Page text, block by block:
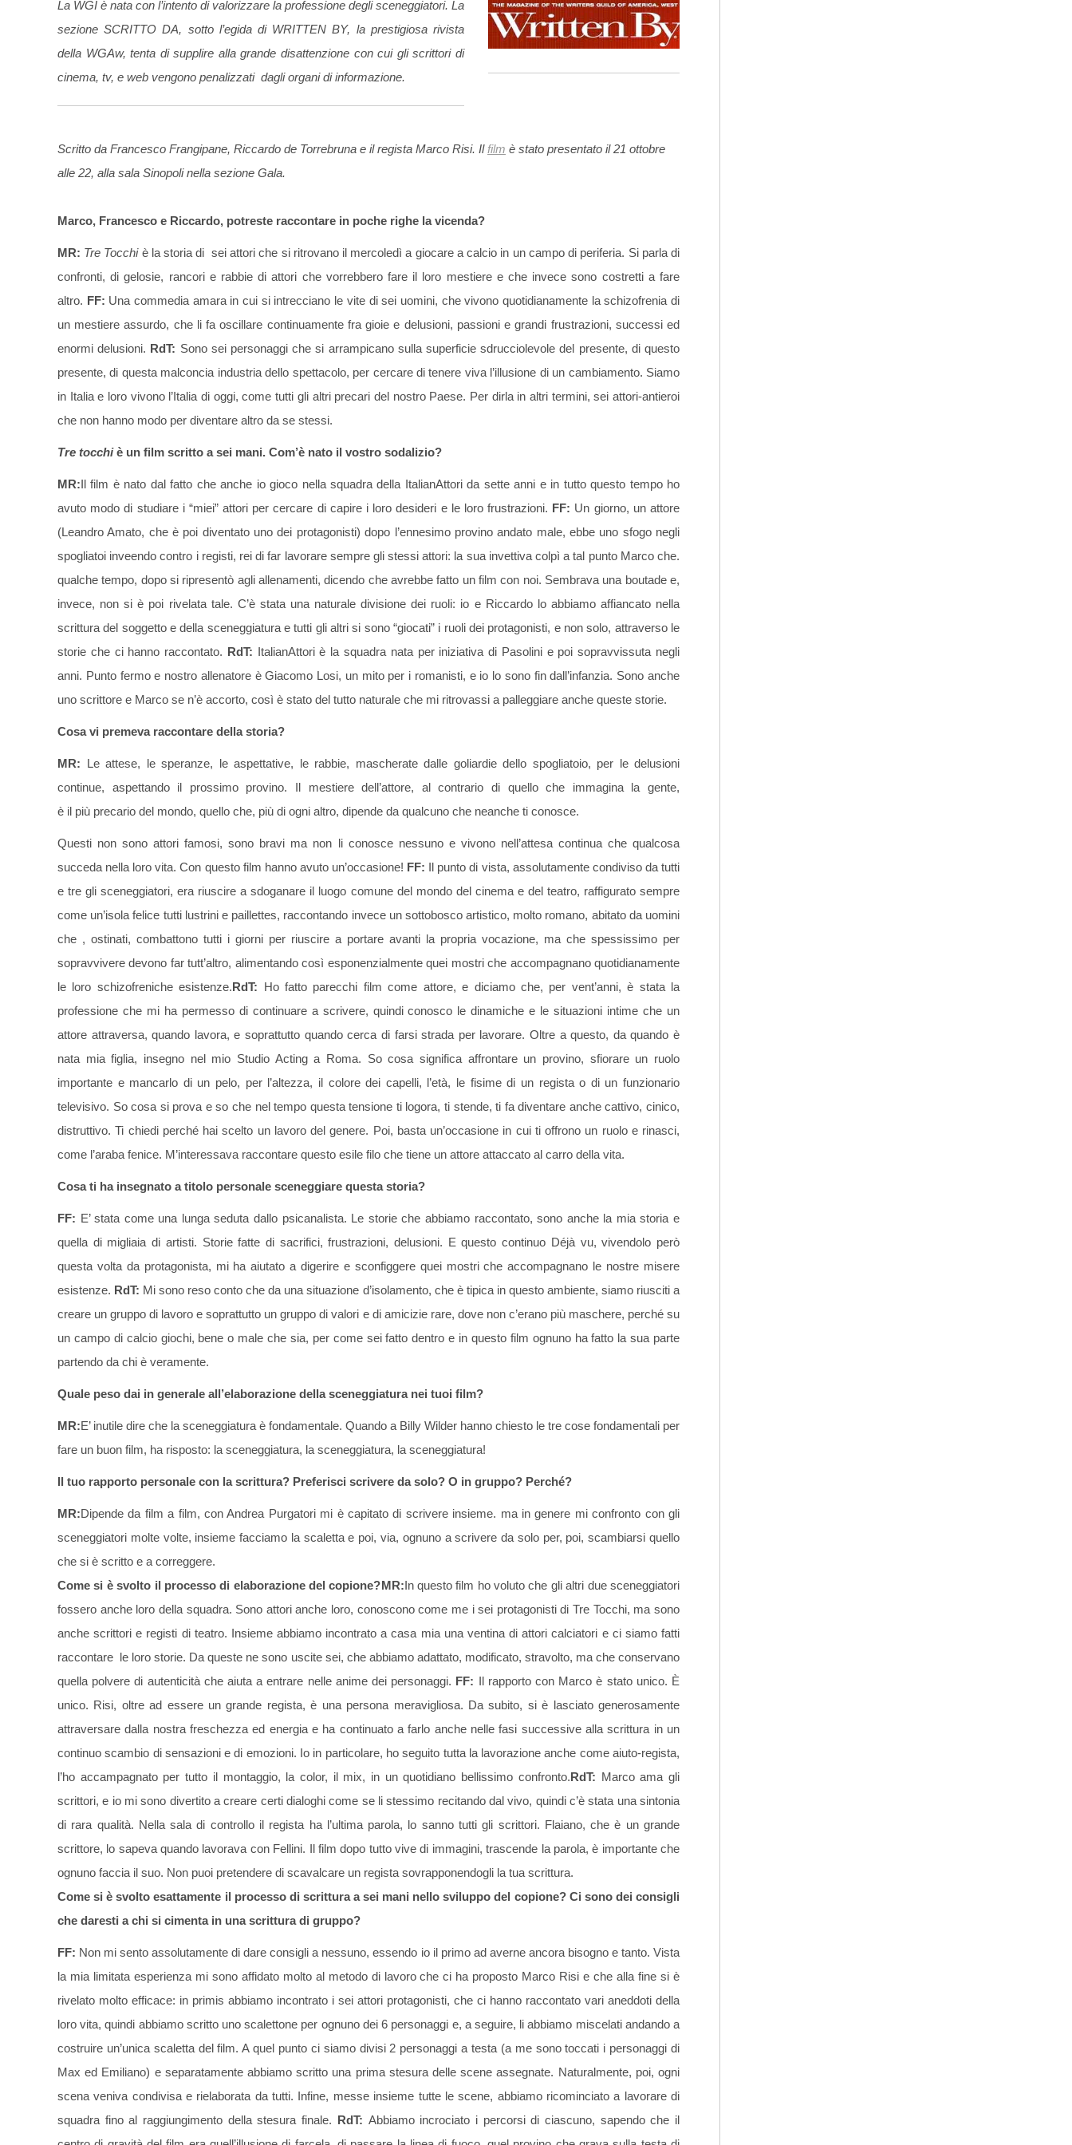
La WGI è nata con l’intento di valorizzare la professione degli sceneggiatori. La
sezione SCRITTO DA, sotto l’egida di WRITTEN BY, la prestigiosa rivista
della WGAw, tenta di supplire alla grande disattenzione con cui gli scrittori di
cinema, tv, e web vengono penalizzati dagli organi di informazione.
Scritto da Francesco Frangipane, Riccardo de Torrebruna e il regista Marco Risi. Ilfilm è stato presentato il 21 ottobre
alle 22, alla sala Sinopoli nella sezione Gala.
Marco, Francesco e Riccardo, potreste raccontare in poche righe la vicenda?
MR: Tre Tocchiè la storia di sei attori che si ritrovano il mercoledì a giocare a calcio in un campo di periferia. Si parla di
confronti, di gelosie, rancori e rabbie di attori che vorrebbero fare il loro mestiere e che invece sono costretti a fare
altro. FF: Una commedia amara in cui si intrecciano le vite di sei uomini, che vivono quotidianamente la schizofrenia di
un mestiere assurdo, che li fa oscillare continuamente fra gioie e delusioni, passioni e grandi frustrazioni, successi ed
enormi delusioni. RdT: Sono sei personaggi che si arrampicano sulla superficie sdrucciolevole del presente, di questo
presente, di questa malconcia industria dello spettacolo, per cercare di tenere viva l’illusione di un cambiamento. Siamo
in Italia e loro vivono l’Italia di oggi, come tutti gli altri precari del nostro Paese. Per dirla in altri termini, sei attori-antieroi
che non hanno modo per diventare altro da se stessi.
Tre tocchiè un film scritto a sei mani. Com’è nato il vostro sodalizio?
MR:Il film è nato dal fatto che anche io gioco nella squadra della ItalianAttori da sette anni e in tutto questo tempo ho
avuto modo di studiare i “miei” attori per cercare di capire i loro desideri e le loro frustrazioni. FF: Un giorno, un attore
(Leandro Amato, che è poi diventato uno dei protagonisti) dopo l’ennesimo provino andato male, ebbe uno sfogo negli
spogliatoi inveendo contro i registi, rei di far lavorare sempre gli stessi attori: la sua invettiva colpì a tal punto Marco che.
qualche tempo, dopo si ripresentò agli allenamenti, dicendo che avrebbe fatto un film con noi. Sembrava una boutade e,
invece, non si è poi rivelata tale. C’è stata una naturale divisione dei ruoli: io e Riccardo lo abbiamo affiancato nella
scrittura del soggetto e della sceneggiatura e tutti gli altri si sono “giocati” i ruoli dei protagonisti, e non solo, attraverso le
storie che ci hanno raccontato. RdT: ItalianAttori è la squadra nata per iniziativa di Pasolini e poi sopravvissuta negli
anni. Punto fermo e nostro allenatore è Giacomo Losi, un mito per i romanisti, e io lo sono fin dall’infanzia. Sono anche
uno scrittore e Marco se n’è accorto, così è stato del tutto naturale che mi ritrovassi a palleggiare anche queste storie.
Cosa vi premeva raccontare della storia?
MR: Le attese, le speranze, le aspettative, le rabbie, mascherate dalle goliardie dello spogliatoio, per le delusioni
continue, aspettando il prossimo provino. Il mestiere dell’attore, al contrario di quello che immagina la gente,
è il più precario del mondo, quello che, più di ogni altro, dipende da qualcuno che neanche ti conosce.
Questi non sono attori famosi, sono bravi ma non li conosce nessuno e vivono nell’attesa continua che qualcosa
succeda nella loro vita. Con questo film hanno avuto un’occasione! FF: Il punto di vista, assolutamente condiviso da tutti
e tre gli sceneggiatori, era riuscire a sdoganare il luogo comune del mondo del cinema e del teatro, raffigurato sempre
come un’isola felice tutti lustrini e paillettes, raccontando invece un sottobosco artistico, molto romano, abitato da uomini
che , ostinati, combattono tutti i giorni per riuscire a portare avanti la propria vocazione, ma che spessissimo per
sopravvivere devono far tutt’altro, alimentando così esponenzialmente quei mostri che accompagnano quotidianamente
le loro schizofreniche esistenze.RdT: Ho fatto parecchi film come attore, e diciamo che, per vent’anni, è stata la
professione che mi ha permesso di continuare a scrivere, quindi conosco le dinamiche e le situazioni intime che un
attore attraversa, quando lavora, e soprattutto quando cerca di farsi strada per lavorare. Oltre a questo, da quando è
nata mia figlia, insegno nel mio Studio Acting a Roma. So cosa significa affrontare un provino, sfiorare un ruolo
importante e mancarlo di un pelo, per l’altezza, il colore dei capelli, l’età, le fisime di un regista o di un funzionario
televisivo. So cosa si prova e so che nel tempo questa tensione ti logora, ti stende, ti fa diventare anche cattivo, cinico,
distruttivo. Ti chiedi perché hai scelto un lavoro del genere. Poi, basta un’occasione in cui ti offrono un ruolo e rinasci,
come l’araba fenice. M’interessava raccontare questo esile filo che tiene un attore attaccato al carro della vita.
Cosa ti ha insegnato a titolo personale sceneggiare questa storia?
FF: E’ stata come una lunga seduta dallo psicanalista. Le storie che abbiamo raccontato, sono anche la mia storia e
quella di migliaia di artisti. Storie fatte di sacrifici, frustrazioni, delusioni. E questo continuo Déjà vu, vivendolo però
questa volta da protagonista, mi ha aiutato a digerire e sconfiggere quei mostri che accompagnano le nostre misere
esistenze. RdT: Mi sono reso conto che da una situazione d’isolamento, che è tipica in questo ambiente, siamo riusciti a
creare un gruppo di lavoro e soprattutto un gruppo di valori e di amicizie rare, dove non c’erano più maschere, perché su
un campo di calcio giochi, bene o male che sia, per come sei fatto dentro e in questo film ognuno ha fatto la sua parte
partendo da chi è veramente.
Quale peso dai in generale all’elaborazione della sceneggiatura nei tuoi film?
MR:E’ inutile dire che la sceneggiatura è fondamentale. Quando a Billy Wilder hanno chiesto le tre cose fondamentali per
fare un buon film, ha risposto: la sceneggiatura, la sceneggiatura, la sceneggiatura!
Il tuo rapporto personale con la scrittura? Preferisci scrivere da solo? O in gruppo? Perché?
MR:Dipende da film a film, con Andrea Purgatori mi è capitato di scrivere insieme. ma in genere mi confronto con gli
sceneggiatori molte volte, insieme facciamo la scaletta e poi, via, ognuno a scrivere da solo per, poi, scambiarsi quello
che si è scritto e a correggere.
Come si è svolto il processo di elaborazione del copione?MR:In questo film ho voluto che gli altri due sceneggiatori
fossero anche loro della squadra. Sono attori anche loro, conoscono come me i sei protagonisti di Tre Tocchi, ma sono
anche scrittori e registi di teatro. Insieme abbiamo incontrato a casa mia una ventina di attori calciatori e ci siamo fatti
raccontare le loro storie. Da queste ne sono uscite sei, che abbiamo adattato, modificato, stravolto, ma che conservano
quella polvere di autenticità che aiuta a entrare nelle anime dei personaggi. FF: Il rapporto con Marco è stato unico. È
unico. Risi, oltre ad essere un grande regista, è una persona meravigliosa. Da subito, si è lasciato generosamente
attraversare dalla nostra freschezza ed energia e ha continuato a farlo anche nelle fasi successive alla scrittura in un
continuo scambio di sensazioni e di emozioni. Io in particolare, ho seguito tutta la lavorazione anche come aiuto-regista,
l’ho accampagnato per tutto il montaggio, la color, il mix, in un quotidiano bellissimo confronto.RdT: Marco ama gli
scrittori, e io mi sono divertito a creare certi dialoghi come se li stessimo recitando dal vivo, quindi c’è stata una sintonia
di rara qualità. Nella sala di controllo il regista ha l’ultima parola, lo sanno tutti gli scrittori. Flaiano, che è un grande
scrittore, lo sapeva quando lavorava con Fellini. Il film dopo tutto vive di immagini, trascende la parola, è importante che
ognuno faccia il suo. Non puoi pretendere di scavalcare un regista sovrapponendogli la tua scrittura.
Come si è svolto esattamente il processo di scrittura a sei mani nello sviluppo del copione? Ci sono dei consigli
che daresti a chi si cimenta in una scrittura di gruppo?
FF: Non mi sento assolutamente di dare consigli a nessuno, essendo io il primo ad averne ancora bisogno e tanto. Vista
la mia limitata esperienza mi sono affidato molto al metodo di lavoro che ci ha proposto Marco Risi e che alla fine si è
rivelato molto efficace: in primis abbiamo incontrato i sei attori protagonisti, che ci hanno raccontato vari aneddoti della
loro vita, quindi abbiamo scritto uno scalettone per ognuno dei 6 personaggi e, a seguire, li abbiamo miscelati andando a
costruire un’unica scaletta del film. A quel punto ci siamo divisi 2 personaggi a testa (a me sono toccati i personaggi di
Max ed Emiliano) e separatamente abbiamo scritto una prima stesura delle scene assegnate. Naturalmente, poi, ogni
scena veniva condivisa e rielaborata da tutti. Infine, messe insieme tutte le scene, abbiamo ricominciato a lavorare di
squadra fino al raggiungimento della stesura finale. RdT: Abbiamo incrociato i percorsi di ciascuno, sapendo che il